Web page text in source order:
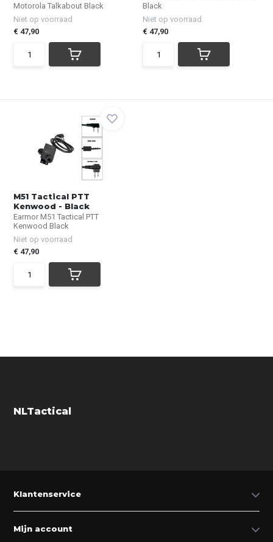
Motorola Talkabout Black
Niet op voorraad
€ 47,90
Black
Niet op voorraad
€ 47,90
M51 Tactical PTT
Kenwood - Black
Earmor M51 Tactical PTT
Kenwood Black
Niet op voorraad
€ 47,90
NLTactical
Klantenservice
Mijn account